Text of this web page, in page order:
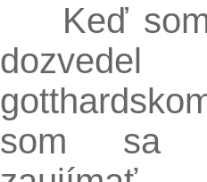
Keď
som sa